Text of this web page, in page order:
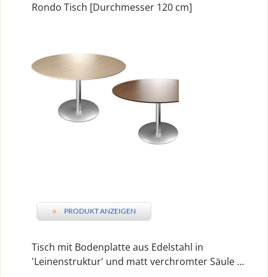
Rondo Tisch [Durchmesser 120 cm]
» PRODUKT ANZEIGEN
Tisch mit Bodenplatte aus Edelstahl in
'Leinenstruktur' und matt verchromter Säule ...